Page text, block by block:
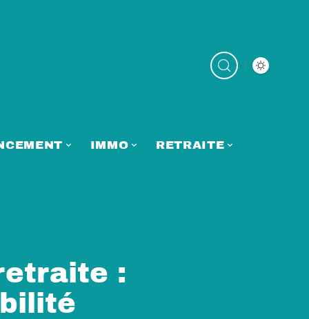
IMMO RETRAITE
: